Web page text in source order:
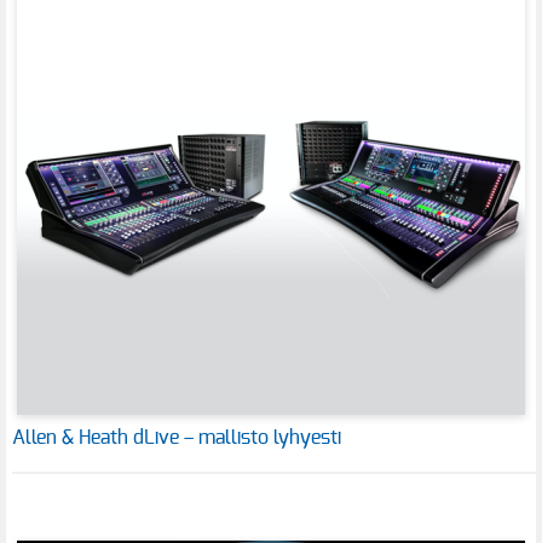
Allen & Heath dLive – mallisto lyhyesti